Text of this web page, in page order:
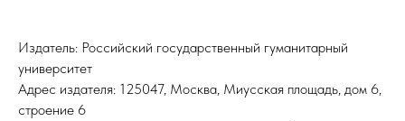
Издатель: Российский государственный гуманитарный
университет
Адрес издателя: 125047, Москва, Миусская площадь, дом 6,
строение 6